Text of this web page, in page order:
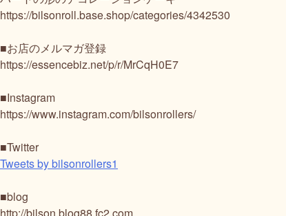
https://bilsonroll.base.shop/categories/4342530
■お店のメルマガ登録
https://essencebiz.net/p/r/MrCqH0E7
■Instagram
https://www.instagram.com/bilsonrollers/
■Twitter
Tweets by bilsonrollers1
■blog
http://bilson.blog88.fc2.com